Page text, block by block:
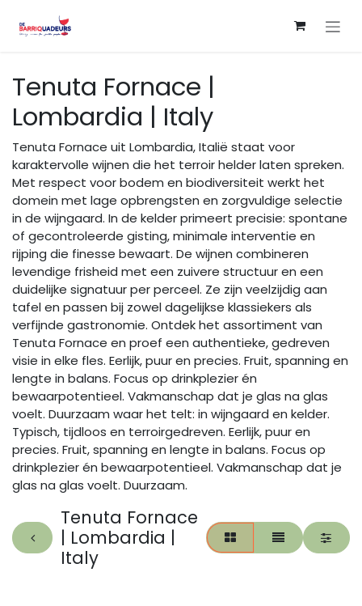
Tenuta Fornace |
Lombardia | Italy
Tenuta Fornace uit Lombardia, Italië staat voor
karaktervolle wijnen die het terroir helder laten spreken.
Met respect voor bodem en biodiversiteit werkt het
domein met lage opbrengsten en zorgvuldige selectie
in de wijngaard. In de kelder primeert precisie: spontane
of gecontroleerde gisting, minimale interventie en
rijping die finesse bewaart. De wijnen combineren
levendige frisheid met een zuivere structuur en een
duidelijke signatuur per perceel. Ze zijn veelzijdig aan
tafel en passen bij zowel dagelijkse klassiekers als
verfijnde gastronomie. Ontdek het assortiment van
Tenuta Fornace en proef een authentieke, gedreven
visie in elke fles. Eerlijk, puur en precies. Fruit, spanning en
lengte in balans. Focus op drinkplezier én
bewaarpotentieel. Vakmanschap dat je glas na glas
voelt. Duurzaam waar het telt: in wijngaard en kelder.
Typisch, tijdloos en terroirgedreven. Eerlijk, puur en
precies. Fruit, spanning en lengte in balans. Focus op
drinkplezier én bewaarpotentieel. Vakmanschap dat je
glas na glas voelt. Duurzaam.
Tenuta Fornace
| Lombardia |
Italy